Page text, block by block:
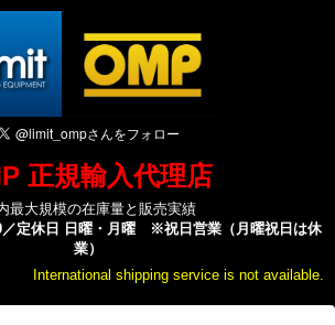
正規輸入代理店
最大規模の在庫量と販売実績
／定休日 日曜・月曜 ※祝日営業（月曜祝日は休
業）
International shipping service is not available.